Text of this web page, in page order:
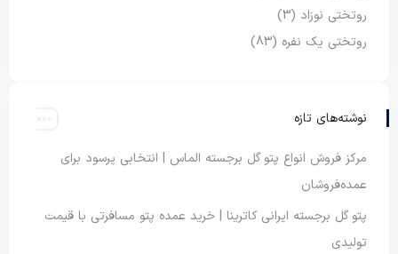
روتختی نوزاد (3)
روتختی یک نفره (83)
نوشته‌های تازه
مرکز فروش انواع پتو گل برجسته الماس | انتخابی پرسود برای
عمده‌فروشان
پتو گل برجسته ایرانی کاترینا | خرید عمده پتو مسافرتی با قیمت
تولیدی